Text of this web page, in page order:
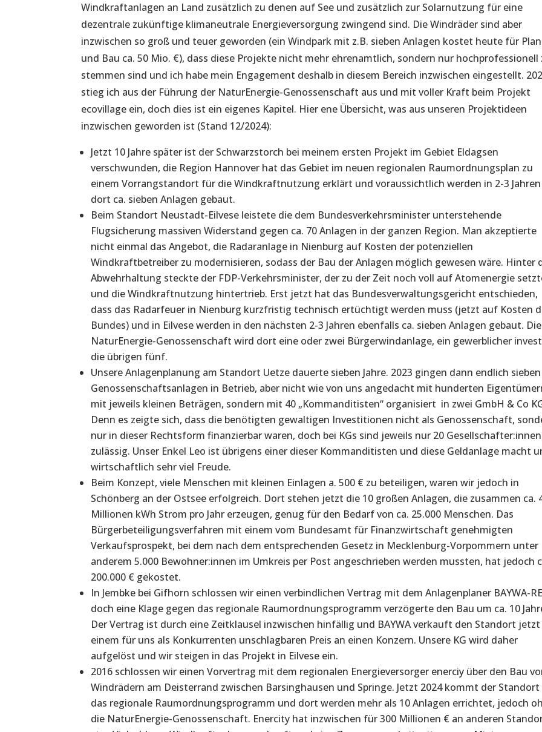
Windkraftanlagen an Land zusätzlich zu denen auf See und zusätzlich zur Solarnutzung für eine
dezentrale zukünftige klimaneutrale Energieversorgung zwingend sind. Die Windräder sind aber
inzwischen so groß und teuer geworden (ein Windpark mit z.B. sieben Anlagen kostet heute für
und Bau ca. 50 Mio. €), dass diese Projekte nicht mehr ehrenamtlich, sondern nur hochprofessionell
stemmen sind und ich habe mein Engagement deshalb in diesem Bereich inzwischen eingestellt.
stieg ich aus der Führung der NaturEnergie-Genossenschaft aus und mit voller Kraft beim Projekt
ecovillage ein, doch dies ist ein eigenes Kapitel. Hier ene Übersicht, was aus unseren Projektideen
inzwischen geworden ist (Stand 12/2024):
Jetzt 10 Jahre später ist der Schwarzstorch bei meinem ersten Projekt im Gebiet Eldagsen
verschwunden, die Region Hannover hat das Gebiet im neuen regionalen Raumordnungsplan zu
einem Vorrangstandort für die Windkraftnutzung erklärt und voraussichtlich werden in 2-3 Jahren
dort ca. sieben Anlagen gebaut.
Beim Standort Neustadt-Eilvese leistete die dem Bundesverkehrsminister unterstehende
Flugsicherung massiven Widerstand gegen ca. 70 Anlagen in der ganzen Region. Man akzeptierte
nicht einmal das Angebot, die Radaranlage in Nienburg auf Kosten der potenziellen
Windkraftbetreiber zu modernisieren, sodass der Bau der Anlagen möglich gewesen wäre. Hinter
Abwehrhaltung steckte der FDP-Verkehrsminister, der zu der Zeit noch voll auf Atomenergie
und die Windkraftnutzung hintertrieb. Erst jetzt hat das Bundesverwaltungsgericht entschieden,
dass das Radarfeuer in Nienburg kurzfristig technisch ertüchtigt werden muss (jetzt auf Kosten
Bundes) und in Eilvese werden in den nächsten 2-3 Jahren ebenfalls ca. sieben Anlagen gebaut. Die
NaturEnergie-Genossenschaft wird dort eine oder zwei Bürgerwindanlage, ein gewerblicher
die übrigen fünf.
Unsere Anlagenplanung am Standort Uetze dauerte sieben Jahre. 2023 gingen dann endlich sieben
Genossenschaftsanlagen in Betrieb, aber nicht wie von uns angedacht mit hunderten
mit jeweils kleinen Beträgen, sondern mit 40 „Kommanditisten“ organisiert in zwei GmbH & Co
Denn es zeigte sich, dass die benötigten gewaltigen Investitionen nicht als Genossenschaft,
nur in dieser Rechtsform finanzierbar waren, doch bei KGs sind jeweils nur 20 Gesellschafter:innen
zulässig. Unser Enkel Leo ist übrigens einer dieser Kommanditisten und diese Geldanlage macht
wirtschaftlich sehr viel Freude.
Beim Konzept, viele Menschen mit kleinen Einlagen a. 500 € zu beteiligen, waren wir jedoch in
Schönberg an der Ostsee erfolgreich. Dort stehen jetzt die 10 großen Anlagen, die zusammen ca.
Millionen kWh Strom pro Jahr erzeugen, genug für den Bedarf von ca. 25.000 Menschen. Das
Bürgerbeteiligungsverfahren mit einem vom Bundesamt für Finanzwirtschaft genehmigten
Verkaufsprospekt, bei dem nach dem entsprechenden Gesetz in Mecklenburg-Vorpommern unter
anderem 5.000 Bewohner:innen im Umkreis per Post angeschrieben werden mussten, hat jedoch
200.000 € gekostet.
In Jembke bei Gifhorn schlossen wir einen verbindlichen Vertrag mit dem Anlagenplaner BAYWA-
doch eine Klage gegen das regionale Raumordnungsprogramm verzögerte den Bau um ca. 10
Der Vertrag ist durch eine Zeitklausel inzwischen hinfällig und BAYWA verkauft den Standort jetzt
einem für uns als Konkurrenten unschlagbaren Preis an einen Konzern. Unsere KG wird daher
aufgelöst und wir steigen in das Projekt in Eilvese ein.
2016 schlossen wir einen Vorvertrag mit dem regionalen Energieversorger enerciy über den Bau
Windrädern am Deisterrand zwischen Barsinghausen und Springe. Jetzt 2024 kommt der Standort
das regionale Raumordnungsprogramm und dort werden mehr als 10 Anlagen errichtet, jedoch
die NaturEnergie-Genossenschaft. Enercity hat inzwischen für 300 Millionen € an anderen